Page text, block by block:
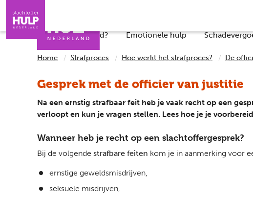
Wat is er gebeurd? Emotionele hulp
Home Strafproces Hoe werkt het strafproces? De
Gesprek met de officier van justitie
Na een ernstig strafbaar feit heb je vaak recht op een
verloopt en kun je vragen stellen. Lees hoe je je
Wanneer heb je recht op een slachtoffergesprek?
Bij de volgende strafbare feiten kom je in aanmerking voor
ernstige geweldsmisdrijven,
seksuele misdrijven,